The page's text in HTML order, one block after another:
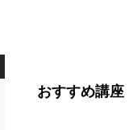
おすすめ講座